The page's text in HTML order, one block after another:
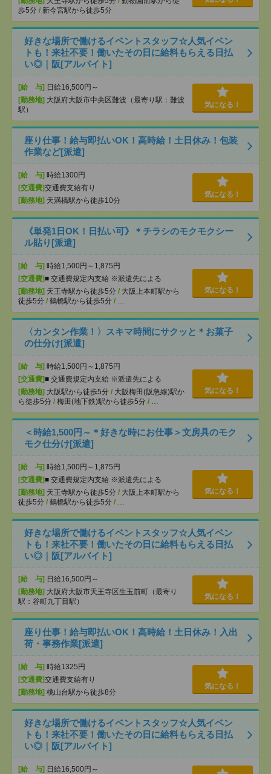
歩5分 / 新今宮駅から徒歩5分
好きな場所で働けるイベントスタッフ☆人気イベン
トも！来社不要！働いたその日に給料もらえる日払
い◎｜阪[アルバイト]
[給 与] 日給16,500円～
[勤務地] 大阪府大阪市中央区難波（最寄り駅：難波
駅）
気になる！
座り仕事！給与即払いOK！高時給！土日休み！包装
作業など[派遣]
[給 与] 時給1300円
[交通費]交通費支給有り
[勤務地] 天満橋駅から徒歩10分
気になる！
《単発1日OK！日払い可》＊チラシのモクモクシー
ル貼り[派遣]
[給 与] 時給1,500円～1,875円
[交通費]■ 交通費規定内支給 ※派遣先による
[勤務地] 天王寺駅から徒歩5分 / 大阪上本町駅から
徒歩5分 / 鶴橋駅から徒歩5分 / …
気になる！
〈カンタン作業！〉スキマ時間にサクッと＊お菓子
の仕分け[派遣]
[給 与] 時給1,500円～1,875円
[交通費]■ 交通費規定内支給 ※派遣先による
[勤務地] 大阪駅から徒歩5分 / 大阪梅田(阪急線)駅か
ら徒歩5分 / 梅田(地下鉄)駅から徒歩5分 / …
気になる！
＜時給1,500円～＊好きな時にお仕事＞文房具のモク
モク仕分け[派遣]
[給 与] 時給1,500円～1,875円
[交通費]■ 交通費規定内支給 ※派遣先による
[勤務地] 天王寺駅から徒歩5分 / 大阪上本町駅から
徒歩5分 / 鶴橋駅から徒歩5分 / …
気になる！
好きな場所で働けるイベントスタッフ☆人気イベン
トも！来社不要！働いたその日に給料もらえる日払
い◎｜阪[アルバイト]
[給 与] 日給16,500円～
[勤務地] 大阪府大阪市天王寺区生玉前町（最寄り
駅：谷町九丁目駅）
気になる！
座り仕事！給与即払いOK！高時給！土日休み！入出
荷・事務作業[派遣]
[給 与] 時給1325円
[交通費]交通費支給有り
[勤務地] 桃山台駅から徒歩8分
気になる！
好きな場所で働けるイベントスタッフ☆人気イベン
トも！来社不要！働いたその日に給料もらえる日払
い◎｜阪[アルバイト]
[給 与] 日給16,500円～